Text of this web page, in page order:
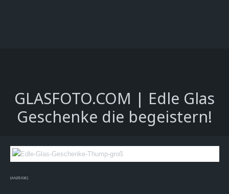
GLASFOTO.COM | Edle Glas
Geschenke die begeistern!
[ANZEIGE]